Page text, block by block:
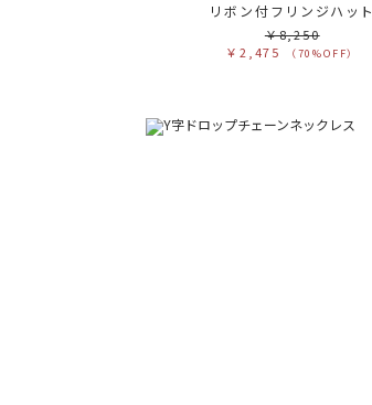
リボン付フリンジハット
￥8,250
￥2,475
（70%OFF）